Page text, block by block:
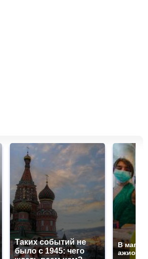
Таких событий не
было с 1945: чего
В
ажиотаж